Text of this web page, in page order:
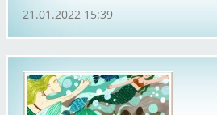
21.01.2022 15:39